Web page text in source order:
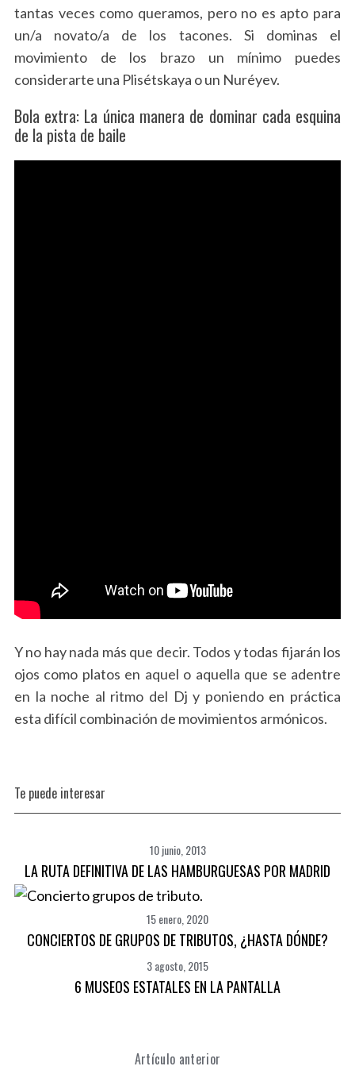
tantas veces como queramos, pero no es apto para
un/a novato/a de los tacones. Si dominas el
movimiento de los brazo un mínimo puedes
considerarte una Plisétskaya o un Nuréyev.
Bola extra: La única manera de dominar cada esquina
de la pista de baile
Y no hay nada más que decir. Todos y todas fijarán los
ojos como platos en aquel o aquella que se adentre
en la noche al ritmo del Dj y poniendo en práctica
esta difícil combinación de movimientos armónicos.
Te puede interesar
10 junio, 2013
LA RUTA DEFINITIVA DE LAS HAMBURGUESAS POR MADRID
15 enero, 2020
CONCIERTOS DE GRUPOS DE TRIBUTOS, ¿HASTA DÓNDE?
3 agosto, 2015
6 MUSEOS ESTATALES EN LA PANTALLA
Artículo anterior